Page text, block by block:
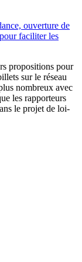
ouverture de
faciliter les
propositions pour
sur le réseau
nombreux avec
les rapporteurs
le projet de loi-